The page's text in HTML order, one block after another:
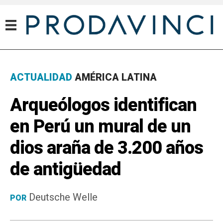
ACTUALIDAD AMÉRICA LATINA
Arqueólogos identifican
en Perú un mural de un
dios araña de 3.200 años
de antigüedad
POR Deutsche Welle